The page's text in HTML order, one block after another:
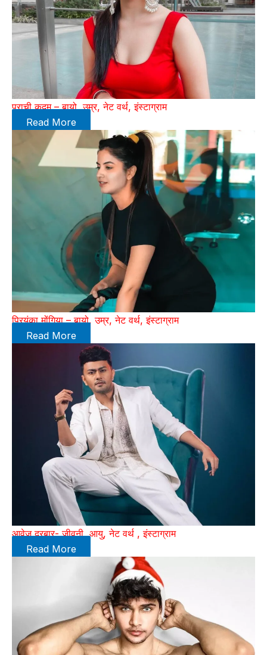
प्राची कदम – बायो, उम्र, नेट वर्थ, इंस्टाग्राम
Read More
प्रियंका मोंगिया – बायो, उम्र, नेट वर्थ, इंस्टाग्राम
Read More
आवेज दरबार- जीवनी, आयु, नेट वर्थ , इंस्टाग्राम
Read More